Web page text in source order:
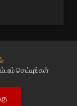
செய்யுங்கள்